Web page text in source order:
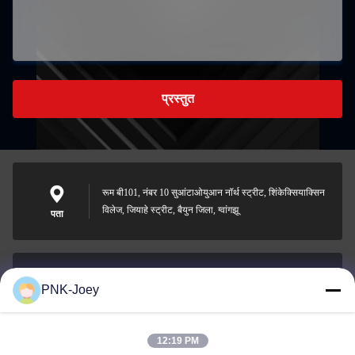
प्रस्तुत
पता
रूम बी101, नंबर 10 सुआंटाओयुआन नॉर्थ स्ट्रीट, शिंकेक्सियाक्सिन
विलेज, जियाहे स्ट्रीट, बैयुन जिला, ग्वांगझू
PNK-Joey
12:19 PM